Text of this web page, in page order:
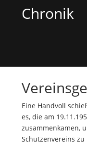
Chronik
Eine Handvoll
es, die am
zusammenkamen,
Schützenvereins